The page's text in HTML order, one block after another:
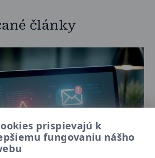
články
prispievajú k
fungovaniu nášho